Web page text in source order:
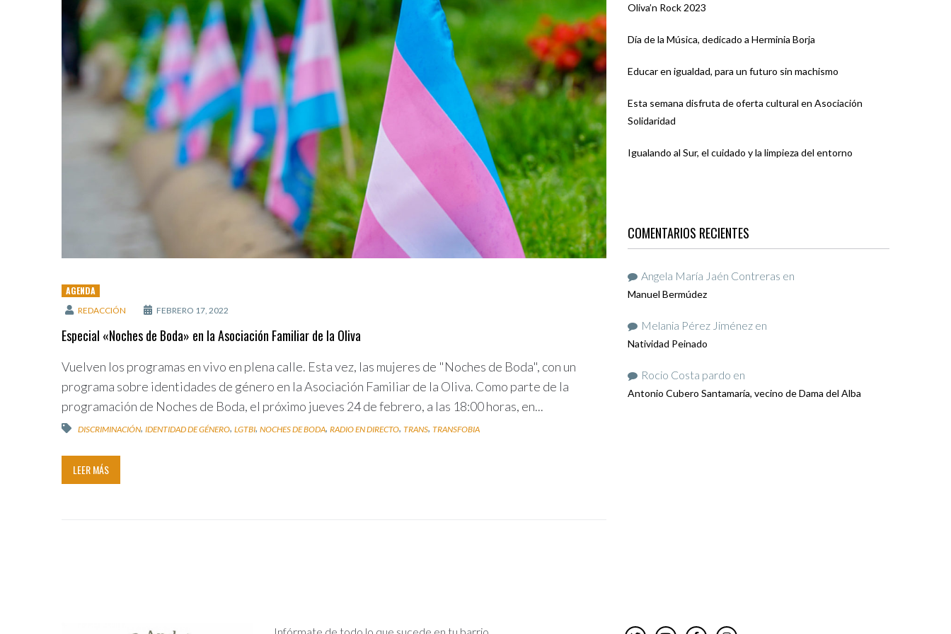
AGENDA
REDACCIÓN FEBRERO 17, 2022
Especial «Noches de Boda» en la Asociación Familiar de la Oliva
Vuelven los programas en vivo en plena calle. Esta vez, las mujeres de "Noches de Boda", con un
programa sobre identidades de género en la Asociación Familiar de la Oliva. Como parte de la
programación de Noches de Boda, el próximo jueves 24 de febrero, a las 18:00 horas, en...
DISCRIMINACIÓN, IDENTIDAD DE GÉNERO, LGTBI, NOCHES DE BODA, RADIO EN DIRECTO, TRANS, TRANSFOBIA
LEER MÁS
Oliva’n Rock 2023
Día de la Música, dedicado a Herminia Borja
Educar en igualdad, para un futuro sin machismo
Esta semana disfruta de oferta cultural en Asociación
Solidaridad
Igualando al Sur, el cuidado y la limpieza del entorno
COMENTARIOS RECIENTES
Angela María Jaén Contreras en
Manuel Bermúdez
Melania Pérez Jiménez en
Natividad Peinado
Rocio Costa pardo en
Antonio Cubero Santamaría, vecino de Dama del Alba